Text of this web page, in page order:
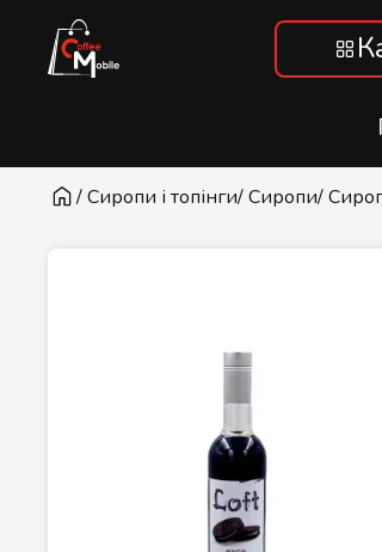
/ Сиропи і топінги/ Сиропи/